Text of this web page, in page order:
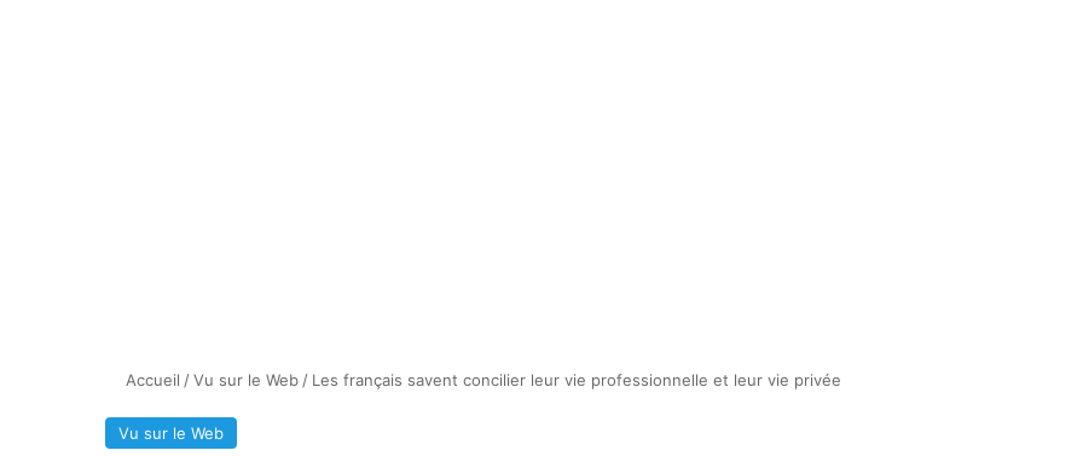
Accueil /Vu sur le Web / Les français savent concilier leur vie professionnelle et leur vie privée
Vu sur le Web